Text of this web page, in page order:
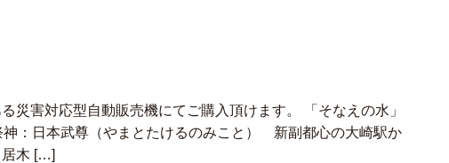
災害対応型自動販売機にてご購入頂けます。 「そなえの水」
：日本武尊（やまとたけるのみこと） 新副都心の大崎駅か
居木 […]